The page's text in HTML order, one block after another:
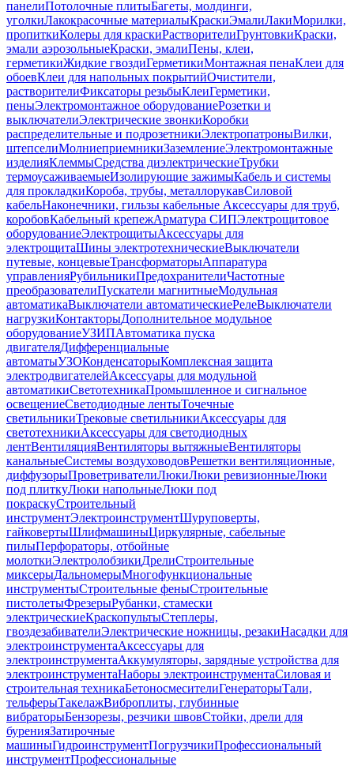
панелиПотолочные плитыБагеты, молдинги,
уголкиЛакокрасочные материалыКраскиЭмалиЛакиМорилки,
пропиткиКолеры для краскиРастворителиГрунтовкиКраски,
эмали аэрозольныеКраски, эмалиПены, клеи,
герметикиЖидкие гвоздиГерметикиМонтажная пенаКлеи для
обоевКлеи для напольных покрытийОчистители,
растворителиФиксаторы резьбыКлеиГерметики,
пеныЭлектромонтажное оборудованиеРозетки и
выключателиЭлектрические звонкиКоробки
распределительные и подрозетникиЭлектропатроныВилки,
штепселиМолниеприемникиЗаземлениеЭлектромонтажные
изделияКлеммыСредства диэлектрическиеТрубки
термоусаживаемыеИзолирующие зажимыКабель и системы
для прокладкиКороба, трубы, металлорукавСиловой
кабельНаконечники, гильзы кабельные Аксессуары для труб,
коробовКабельный крепежАрматура СИПЭлектрощитовое
оборудованиеЭлектрощитыАксессуары для
электрощитаШины электротехническиеВыключатели
путевые, концевыеТрансформаторыАппаратура
управленияРубильникиПредохранителиЧастотные
преобразователиПускатели магнитныеМодульная
автоматикаВыключатели автоматическиеРелеВыключатели
нагрузкиКонтакторыДополнительное модульное
оборудованиеУЗИПАвтоматика пуска
двигателяДифференциальные
автоматыУЗОКонденсаторыКомплексная защита
электродвигателейАксессуары для модульной
автоматикиСветотехникаПромышленное и сигнальное
освещениеСветодиодные лентыТочечные
светильникиТрековые светильникиАксессуары для
светотехникиАксессуары для светодиодных
лентВентиляцияВентиляторы вытяжныеВентиляторы
канальныеСистемы воздуховодовРешетки вентиляционные,
диффузорыПроветривателиЛюкиЛюки ревизионныеЛюки
под плиткуЛюки напольныеЛюки под
покраскуСтроительный
инструментЭлектроинструментШуруповерты,
гайковертыШлифмашиныЦиркулярные, сабельные
пилыПерфораторы, отбойные
молоткиЭлектролобзикиДрелиСтроительные
миксерыДальномерыМногофункциональные
инструментыСтроительные феныСтроительные
пистолетыФрезерыРубанки, стамески
электрическиеКраскопультыСтеплеры,
гвоздезабивателиЭлектрические ножницы, резакиНасадки для
электроинструментаАксессуары для
электроинструментаАккумуляторы, зарядные устройства для
электроинструментаНаборы электроинструментаСиловая и
строительная техникаБетоносмесителиГенераторыТали,
тельферыТакелажВиброплиты, глубинные
вибраторыБензорезы, резчики швовСтойки, дрели для
буренияЗатирочные
машиныГидроинструментПогрузчикиПрофессиональный
инструментПрофессиональные